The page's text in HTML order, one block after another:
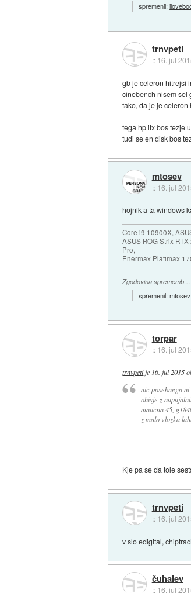
spremenil:
trnvpeti
:: 16. jul
gb je celeron hitrejsi
cinebench nisem sel
tako, da je je celeron
tega hp itx bos tezje
tudi se en disk bos
mtosev
:: 16. jul
hojnik a ta windows
Core i9 10900X,
ASUS ROG Strix
Pro,
Enermax Platimax
Zgodovina sprememb…
spremenil:mtosev
torpar
:: 16. jul
trnvpetije 16. jul 2015
nic posebnega ni
ohisje z
maticna 45,
z malo vlozka
Kje pa se da tole
trnvpeti
:: 16. jul
v slo edigital,
čuhalev
:: 16. jul